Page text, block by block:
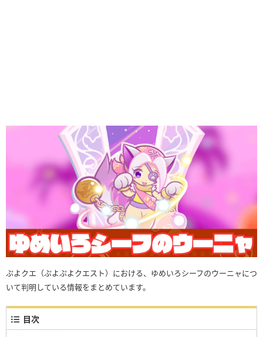
ぷよクエ（ぷよぷよクエスト）における、ゆめいろシーフのウーニャにつ
いて判明している情報をまとめています。
目次